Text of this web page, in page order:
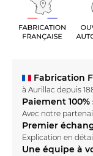
Fabrication
à Aurillac depuis
Paiement
Avec notre
Premier
Explication en
Une équipe à